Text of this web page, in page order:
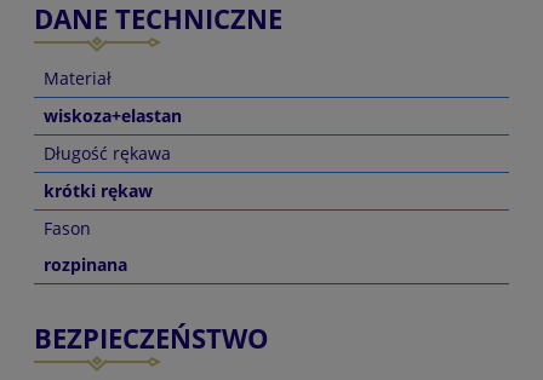
DANE TECHNICZNE
Materiał
wiskoza+elastan
Długość rękawa
krótki rękaw
Fason
rozpinana
BEZPIECZEŃSTWO